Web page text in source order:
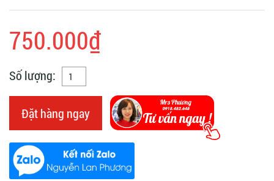
750.000₫
Số lượng:
Đặt hàng ngay